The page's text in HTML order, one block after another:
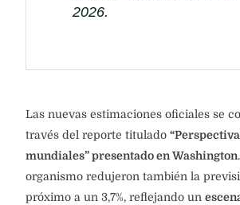
2026.
Las nuevas estimaciones oficiales se
través del reporte titulado
mundiales” presentado en Washington
organismo redujeron también la
próximo a un 3,7%, reflejando un